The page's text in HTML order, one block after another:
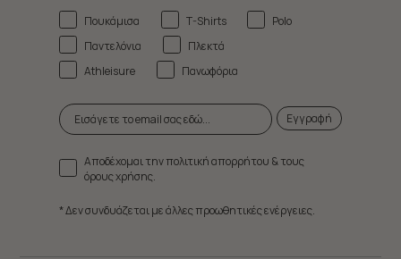
Πουκάμισα
T-Shirts
Polo
Παντελόνια
Πλεκτά
Athleisure
Πανωφόρια
Εγγραφή
Αποδέχομαι την πολιτική απορρήτου & τους
όρους χρήσης.
* Δεν συνδυάζεται με άλλες προωθητικές ενέργειες.